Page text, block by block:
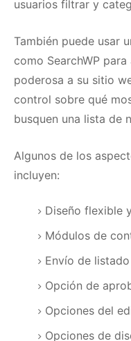
usuarios filtrar y
También puede usar
como SearchWP
poderosa a su sitio
control sobre qué
busquen una lista de
Algunos de los
incluyen:
Diseño flexible
Módulos de
Envío de
Opción de
Opciones del
Opciones de